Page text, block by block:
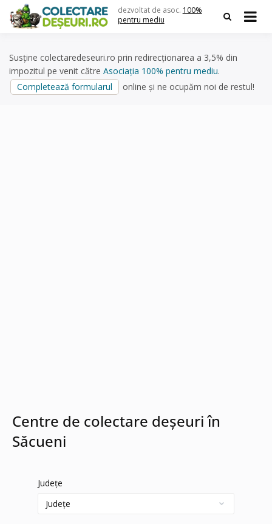
content
dezvoltat de asoc. 100%
pentru mediu
Susține colectaredeseuri.ro prin redirecționarea a 3,5% din
impozitul pe venit către Asociația 100% pentru mediu.
Completează formularul
online și ne ocupăm noi de restul!
Centre de colectare deșeuri în
Săcueni
Județe